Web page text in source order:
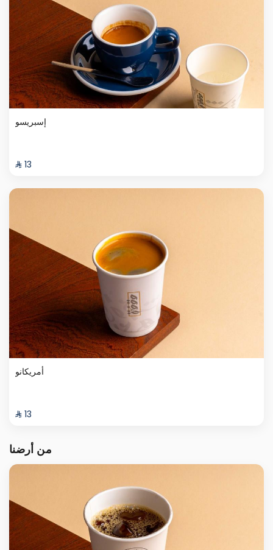
إسبريسو
⁨⁦‪‬ 13⁩
أمريكانو
⁨⁦‪‬ 13⁩
من أرضنا